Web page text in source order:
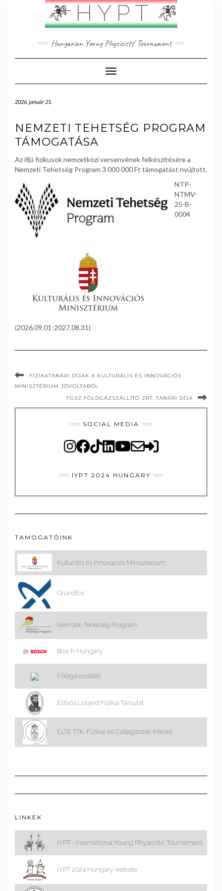
HYPT
Hungarian Young Physicists' Tournament
Toggle Navigation
2026. január 21.
NEMZETI TEHETSÉG PROGRAM
TÁMOGATÁSA
Az ifjú fizikusok nemzetközi versenyének felkészítésére a
Nemzeti Tehetség Program 3 000 000 Ft támogatást nyújtott.
NTP-
NTMV-
25-B-
0004
(2026.09.01-2027.08.31)
FIZIKATANÁRI DÍJAK A KULTURÁLIS ÉS INNOVÁCIÓS
MINISZTÉRIUM JÓVOLTÁBÓL
FGSZ FÖLDGÁZSZÁLLÍTÓ ZRT. TANÁRI DÍJA
SOCIAL MEDIA
IYPT 2024 HUNGARY
TAMOGATÓINK
Kulturális és Innovációs Minisztérium
Grundfos
Nemzeti Tehetség Program
Bosch Hungary
Földgázszállító
Eötvös Loránd Fizikai Társulat
ELTE TTK, Fizikai és Csillagászati Intézet
LINKEK
IYPT - International Young Physicists' Tournament
IYPT 2024 Hungary website